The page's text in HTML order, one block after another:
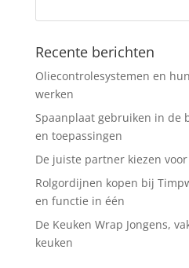
Recente berichten
Oliecontrolesystemen en
werken
Spaanplaat gebruiken in de
en toepassingen
De juiste partner kiezen
Rolgordijnen kopen bij
en functie in één
De Keuken Wrap Jongens,
keuken